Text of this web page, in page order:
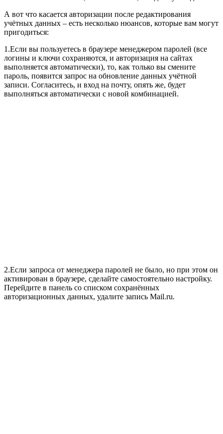
А вот что касается авторизации после редактирования
учётных данных – есть несколько нюансов, которые вам могут
пригодиться:
1.Если вы пользуетесь в браузере менеджером паролей (все
логины и ключи сохраняются, и авторизация на сайтах
выполняется автоматически), то, как только вы смените
пароль, появится запрос на обновление данных учётной
записи. Согласитесь, и вход на почту, опять же, будет
выполняться автоматически с новой комбинацией.
2.Если запроса от менеджера паролей не было, но при этом он
активирован в браузере, сделайте самостоятельно настройку.
Перейдите в панель со списком сохранённых
авторизационных данных, удалите запись Mail.ru.